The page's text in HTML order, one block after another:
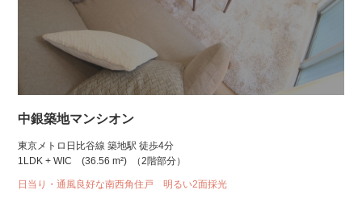
中銀築地マンシオン
東京メトロ日比谷線 築地駅 徒歩4分
1LDK + WIC
(36.56 m²) （2階部分）
日当り・通風良好な南西角住戸 明るい2面採光